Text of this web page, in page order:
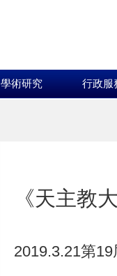
學術研究 行政服
《天主教
2019.3.21第